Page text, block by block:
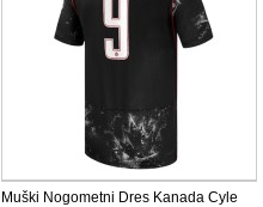
Muški Nogometni Dres Kanada Cyle